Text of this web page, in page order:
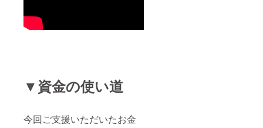
▼資金の使い道
今回ご支援いただいたお金